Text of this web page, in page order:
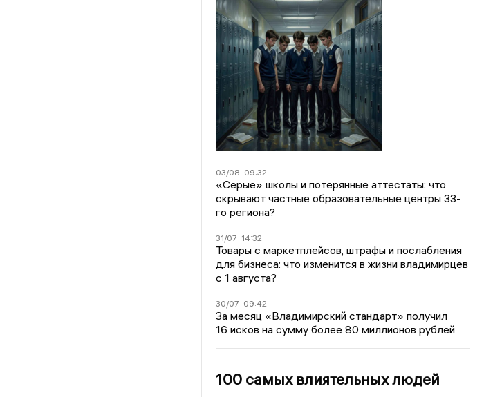
03/08 09:32
«Серые» школы и потерянные аттестаты: что
скрывают частные образовательные центры 33-
го региона?
31/07 14:32
Товары с маркетплейсов, штрафы и послабления
для бизнеса: что изменится в жизни владимирцев
с 1 августа?
30/07 09:42
За месяц «Владимирский стандарт» получил
16 исков на сумму более 80 миллионов рублей
100 самых влиятельных людей